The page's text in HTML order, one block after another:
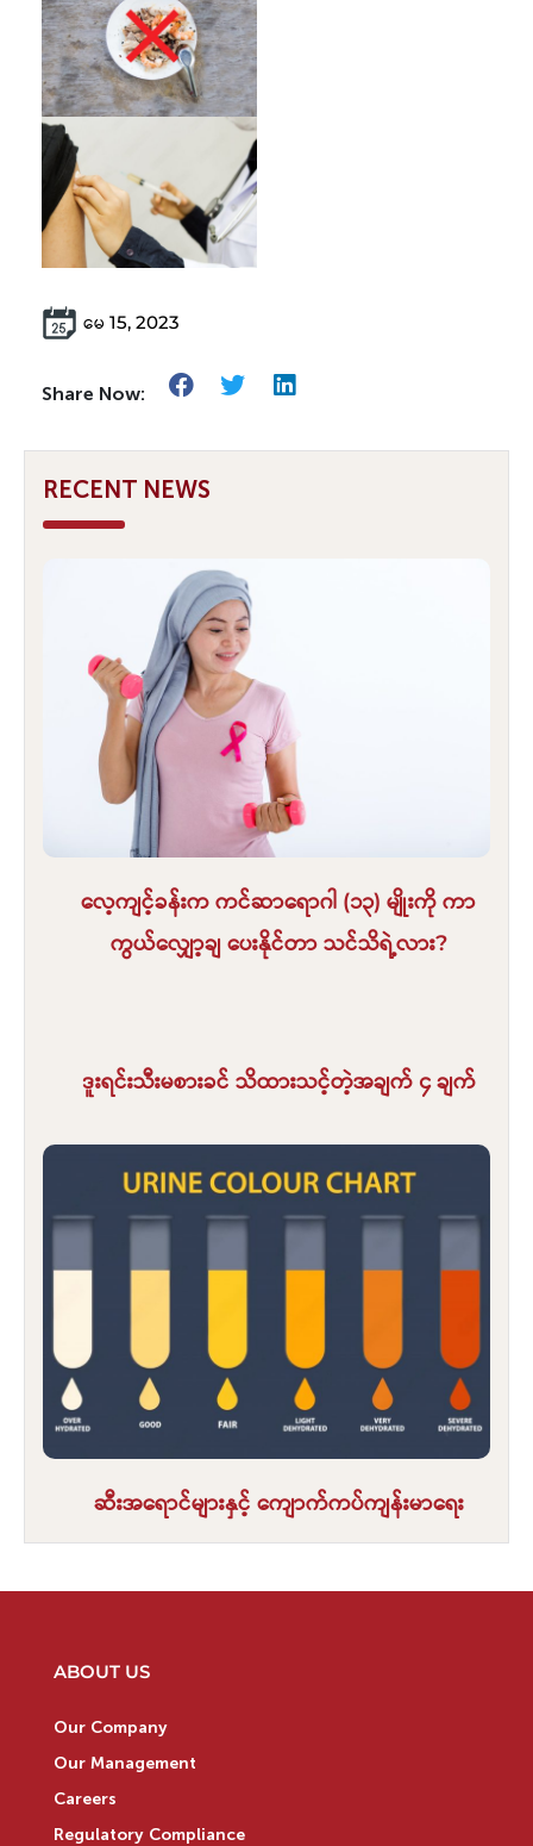
မေ 15, 2023
Share Now:
RECENT NEWS
လေ့ကျင့်ခန်းက ကင်ဆာရောဂါ (၁၃) မျိုးကို ကာ
ကွယ်လျှော့ချ ပေးနိုင်တာ သင်သိရဲ့လား?
ဒူးရင်းသီးမစားခင် သိထားသင့်တဲ့အချက် ၄ ချက်
ဆီးအရောင်များနှင့် ကျောက်ကပ်ကျန်းမာရေး
ABOUT US
Our Company
Our Management
Careers
Regulatory Compliance